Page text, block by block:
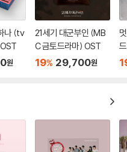
나 (tv
원
21세기 대군부인 (MB
C 금토드라마) OST
19% 29,700원